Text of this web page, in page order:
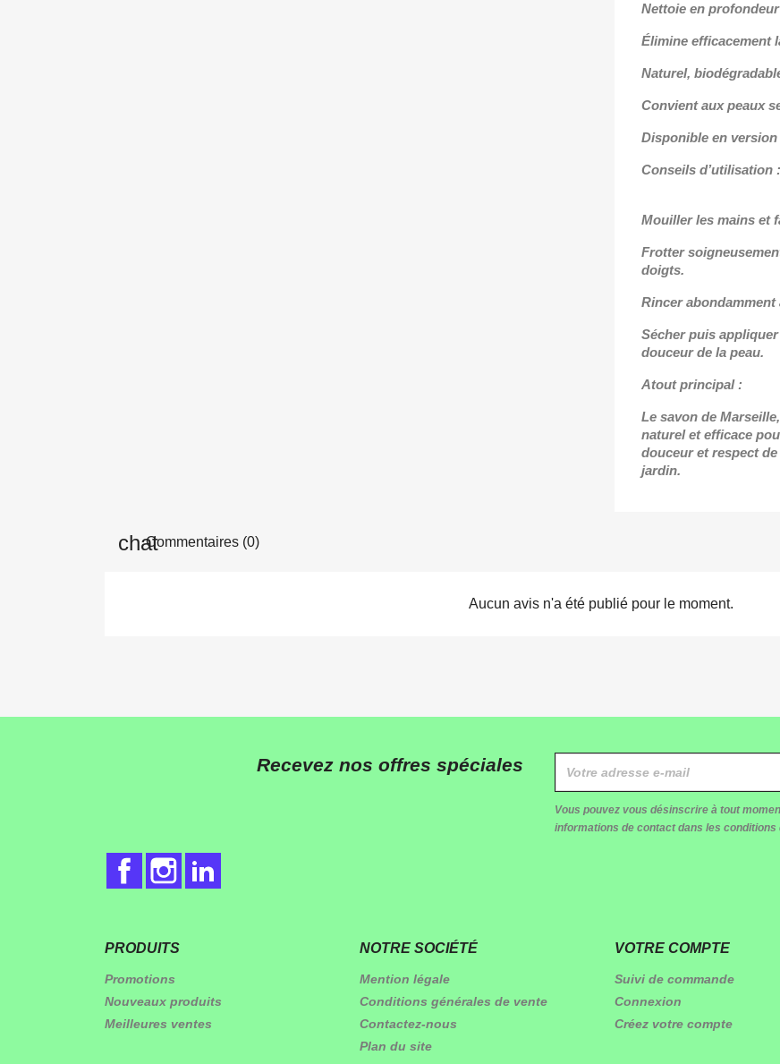
Nettoie en
Élimine efficacement
Naturel,
Convient aux peaux
Disponible en
Conseils d’utilisation :
Mouiller les mains et
Frotter
doigts.
Rincer abondamment
Sécher puis
douceur de la peau.
Atout principal :
Le savon de
naturel et efficace
douceur et respect
jardin.
Commentaires (0)
Aucun avis n'a été publié pour le moment.
Recevez nos offres spéciales
Vous pouvez vous désinscrire à tout
informations de contact dans les
FacebookInstagram
PRODUITS
Promotions
Nouveaux produits
Meilleures ventes
NOTRE SOCIÉTÉ
Mention légale
Conditions générales de vente
Contactez-nous
Plan du site
VOTRE COMPTE
Suivi de commande
Connexion
Créez votre compte